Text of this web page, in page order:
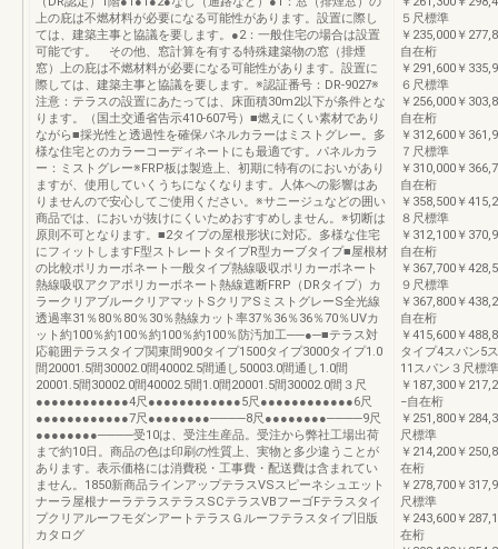
上の庇は不燃材料が必要になる可能性があります。設置に際し
ては、建築主事と協議を要します。●2：一般住宅の場合は設置
可能です。 その他、窓計算を有する特殊建築物の窓（排煙
窓）上の庇は不燃材料が必要になる可能性があります。設置に
際しては、建築主事と協議を要します。※認証番号：DR-9027※
注意：テラスの設置にあたっては、床面積30m2以下が条件とな
ります。（国土交通省告示410-607号）■燃えにくい素材であり
ながら■採光性と透過性を確保パネルカラーはミストグレー。多
様な住宅とのカラーコーディネートにも最適です。パネルカラ
ー：ミストグレー※FRP板は製造上、初期に特有のにおいがあり
ますが、使用していくうちになくなります。人体への影響はあ
りませんので安心してご使用ください。※サニージュなどの囲い
商品では、においが抜けにくいためおすすめしません。※切断は
原則不可となります。■2タイプの屋根形状に対応。多様な住宅
にフィットしますF型ストレートタイプR型カーブタイプ■屋根材
の比較ポリカーボネート一般タイプ熱線吸収ポリカーボネート
熱線吸収アクアポリカーボネート熱線遮断FRP（DRタイプ）カ
ラークリアブルークリアマットSクリアSミストグレーS全光線
透過率31％80％80％30％熱線カット率37％36％36％70％UVカ
ット約100％約100％約100％約100％防汚加工──●─■テラス対
応範囲テラスタイプ関東間900タイプ1500タイプ3000タイプ1.0
間20001.5間30002.0間40002.5間通し50003.0間通し1.0間
20001.5間30002.0間40002.5間1.0間20001.5間30002.0間３尺
●●●●●●●●●●●●4尺●●●●●●●●●●●●5尺●●●●●●●●●●●●6尺
●●●●●●●●●●●●7尺●●●●●●●●────8尺●●●●●●●●────9尺
●●●●●●●●────受10は、受注生産品。受注から弊社工場出荷
まで約10日。商品の色は印刷の性質上、実物と多少違うことが
あります。表示価格には消費税・工事費・配送費は含まれてい
ません。1850新商品ラインアップテラスVSスピーネシュエット
ナーラ屋根ナーラテラステラスSCテラスVBフーゴFテラスタイ
プクリアルーフモダンアートテラスＧルーフテラスタイプ旧版
カタログ
５尺標準
￥235,000￥
自在桁
￥291,600￥
６尺標準
￥256,000￥
自在桁
￥312,600￥
７尺標準
￥310,000￥
自在桁
￥358,500￥
８尺標準
￥312,100￥
自在桁
￥367,700￥
９尺標準
￥367,800￥
自在桁
￥415,600￥
タイプ4スパン5
11スパン３尺標準
￥187,300￥
−自在桁
￥251,800￥
尺標準
￥214,200￥
在桁
￥278,700￥
尺標準
￥243,600￥
在桁